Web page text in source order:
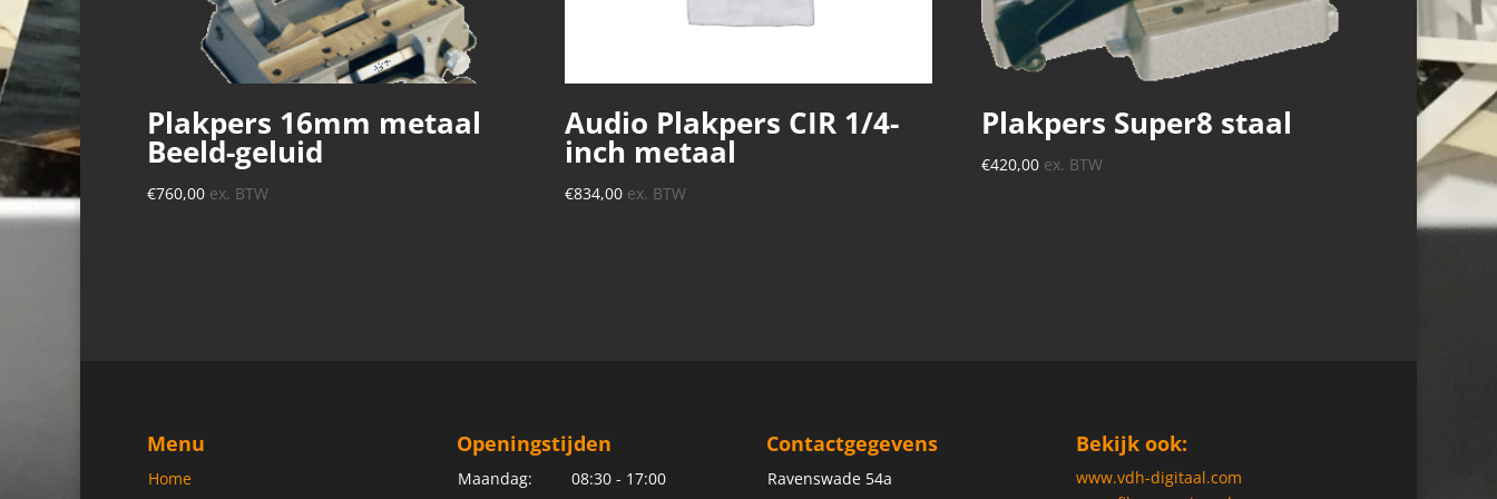
Plakpers 16mm metaal
Beeld-geluid
€760,00 ex. BTW
Audio Plakpers CIR 1/4-
inch metaal
€834,00 ex. BTW
Plakpers Super8 staal
€420,00 ex. BTW
Menu
Home
Openingstijden
Maandag:
08:30 - 17:00
Contactgegevens
Ravenswade 54a
Bekijk ook:
www.vdh-digitaal.com